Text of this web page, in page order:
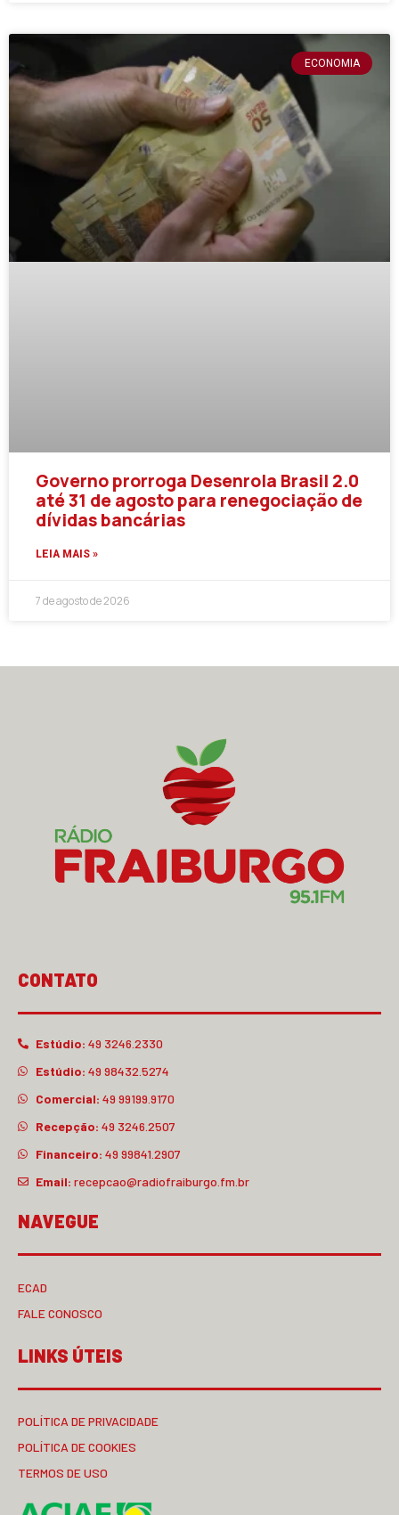
ECONOMIA
Governo prorroga Desenrola Brasil 2.0
até 31 de agosto para renegociação de
dívidas bancárias
LEIA MAIS »
7 de agosto de 2026
CONTATO
Estúdio: 49 3246.2330
Estúdio: 49 98432.5274
Comercial: 49 99199.9170
Recepção: 49 3246.2507
Financeiro: 49 99841.2907
Email: recepcao@radiofraiburgo.fm.br
NAVEGUE
ECAD
FALE CONOSCO
LINKS ÚTEIS
POLÍTICA DE PRIVACIDADE
POLÍTICA DE COOKIES
TERMOS DE USO